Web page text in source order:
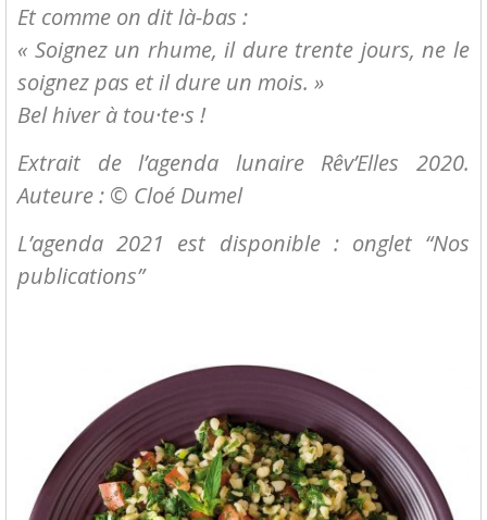
Et comme on dit là-bas :
« Soignez un rhume, il dure trente jours, ne le
soignez pas et il dure un mois. »
Bel hiver à tou·te·s !
Extrait de l’agenda lunaire Rêv’Elles 2020.
Auteure : © Cloé Dumel
L’agenda 2021 est disponible : onglet “Nos
publications”